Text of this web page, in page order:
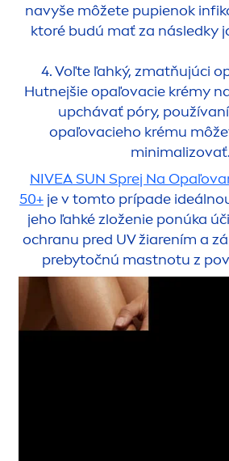
navyše môžete pupienok
ktoré budú mať za následky
4. Voľte ľahký, zmatňujúci
Hutnejšie opaľovacie krémy
upchávať póry,
opaľovacieho krému
minimalizovať.
NIVEASUN Sprej Na
50+ je v tomto prípade
jeho ľahké zloženie ponúka
ochranu pred UV žiarením a
prebytočnú mastnotu z